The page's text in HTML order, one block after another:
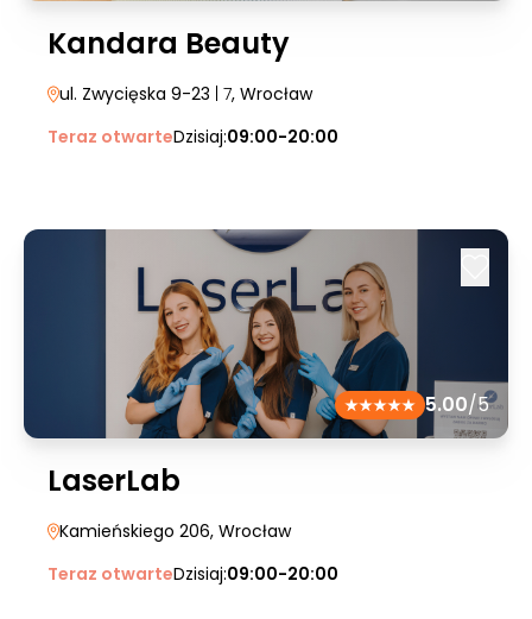
Kandara Beauty
ul. Zwycięska 9-23 | 7, Wrocław
Teraz otwarteDzisiaj:09:00-20:00
5.00/5
LaserLab
Kamieńskiego 206, Wrocław
Teraz otwarteDzisiaj:09:00-20:00